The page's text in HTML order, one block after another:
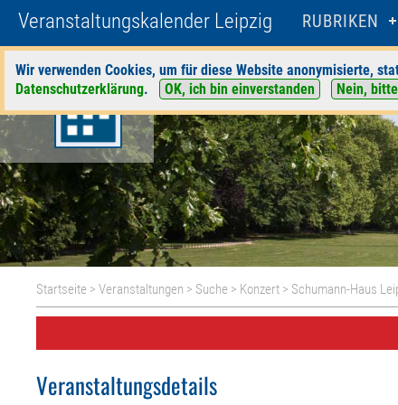
Veranstaltungskalender Leipzig RUBRIKEN
Wir verwenden Cookies, um für diese Website anonymisierte,
Datenschutzerklärung. OK, ich bin einverstanden Nein,
Startseite >Veranstaltungen > Suche > Konzert > Schumann-Haus
Veranstaltungsdetails